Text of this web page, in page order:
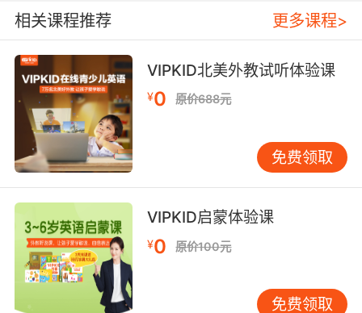
的;性情温良的;油腔滑调的;
dissever v. 割裂，分开;
everbearing adj. 连续不断结果的;
everblooming adj. 四季开花的;
everglade n. 湿地，沼泽地;
evergreen n. 常绿植物，常绿树;常绿树枝; adj.
[植] 常绿的;永葆青春的;
everlasting adj. 永久的，永恒的，接连不断;不
断的，冗长的，使人厌烦的;[植]干后花的形状颜
色不变的; n. 永久，无穷;〈英〉牢固耐久的毛呢;
[植]蜡菊，蝶须，鼠曲草;
evermore adv. 始终，永久;将来，今后;
eversion n. 外翻，翻转;
evert vt. 使（器官等）外翻;
everwhich pron. <方>无论那一个，任何一个;
相关课程推荐 更多课程>
VIPKID北美外教试听体验课
¥0 原价688元
免费领取
VIPKID启蒙体验课
¥0 原价100元
免费领取